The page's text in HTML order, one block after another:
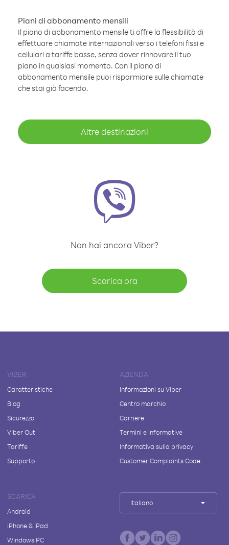
Piani di abbonamento mensili
Il piano di abbonamento mensile ti offre la flessibilità di
effettuare chiamate internazionali verso i telefoni fissi e
cellulari a tariffe basse, senza dover rinnovare il tuo
piano in qualsiasi momento. Con il piano di
abbonamento mensile puoi risparmiare sulle chiamate
che stai già facendo.
Altre destinazioni
Non hai ancora Viber?
Scarica ora
VIBER
Caratteristiche
Blog
Sicurezza
Viber Out
Tariffe
Supporto
AZIENDA
Informazioni su Viber
Centro marchio
Carriere
Termini e informative
Informativa sulla privacy
Customer Complaints Code
SCARICA
Android
iPhone & iPad
Windows PC
Italiano